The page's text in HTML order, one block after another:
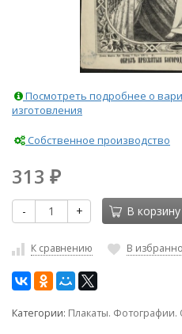
Посмотреть подробнее о
изготовления
Собственное производство
313 ₽
- + В корзину
К сравнению В
Категории: Плакаты. Фотографии.